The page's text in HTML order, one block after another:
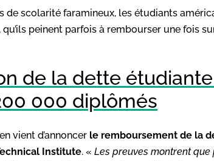
de scolarité faramineux, les étudiants
peinent parfois à rembourser une fois
de la dette
000 diplômés
vient d’annoncer le remboursement de la
Institute. « Les preuves montrent que